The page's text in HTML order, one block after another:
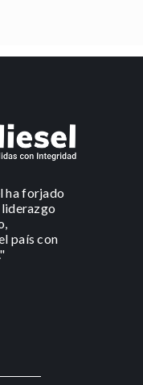
ha forjado
liderazgo
país con